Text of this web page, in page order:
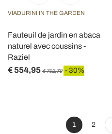
VIADURINI IN THE GARDEN
Fauteuil de jardin en abaca
naturel avec coussins -
Raziel
€ 554,95 € 792,79 - 30%
1 2